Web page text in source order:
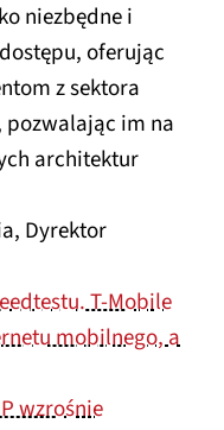
niezbędne i
oferując
z sektora
pozwalając im na
architektur
Dyrektor
T-Mobile
mobilnego, a
wzrośnie